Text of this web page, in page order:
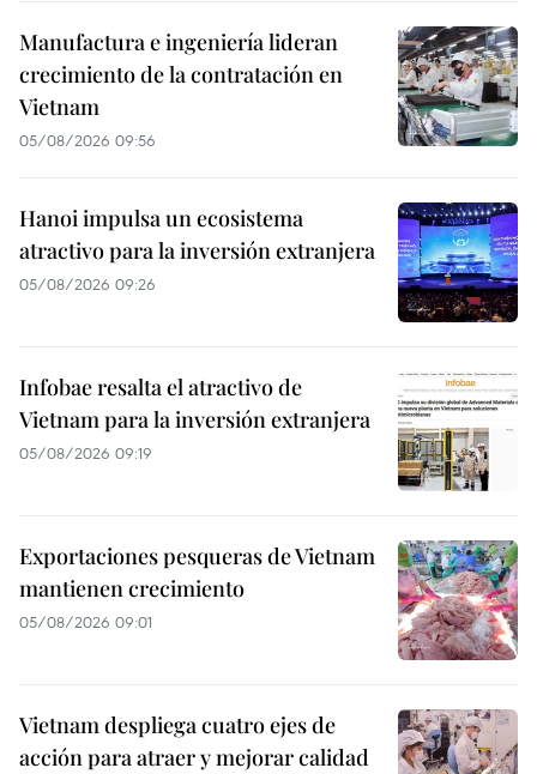
Manufactura e ingeniería lideran
crecimiento de la contratación en
Vietnam
05/08/2026 09:56
Hanoi impulsa un ecosistema
atractivo para la inversión extranjera
05/08/2026 09:26
Infobae resalta el atractivo de
Vietnam para la inversión extranjera
05/08/2026 09:19
Exportaciones pesqueras de Vietnam
mantienen crecimiento
05/08/2026 09:01
Vietnam despliega cuatro ejes de
acción para atraer y mejorar calidad